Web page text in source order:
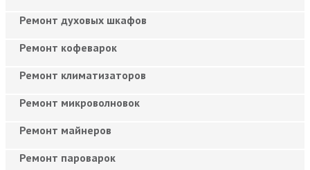
Ремонт духовых шкафов
Ремонт кофеварок
Ремонт климатизаторов
Ремонт микроволновок
Ремонт майнеров
Ремонт пароварок